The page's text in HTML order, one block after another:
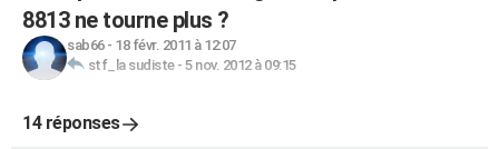
8813 ne tourne plus ?
sab66- 18 févr. 2011 à 12:07
stf_la sudiste- 5 nov. 2012 à 09:15
14 réponses